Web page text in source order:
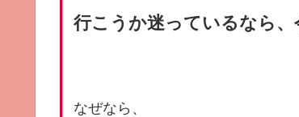
行こうか迷っているなら、
なぜなら、